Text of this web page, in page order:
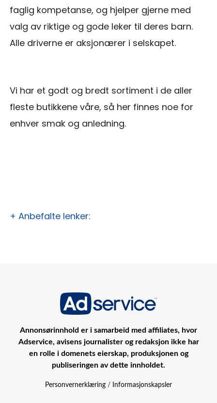
faglig kompetanse, og hjelper gjerne med
valg av riktige og gode leker til deres barn.
Alle driverne er aksjonærer i selskapet.
Vi har et godt og bredt sortiment i de aller
fleste butikkene våre, så her finnes noe for
enhver smak og anledning.
+ Anbefalte lenker:
Annonsørinnhold er i samarbeid med affiliates, hvor
Adservice, avisens journalister og redaksjon ikke har
en rolle i domenets eierskap, produksjonen og
publiseringen av dette innholdet.
Personvernerklæring / Informasjonskapsler